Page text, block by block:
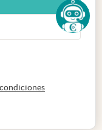
abre en nueva